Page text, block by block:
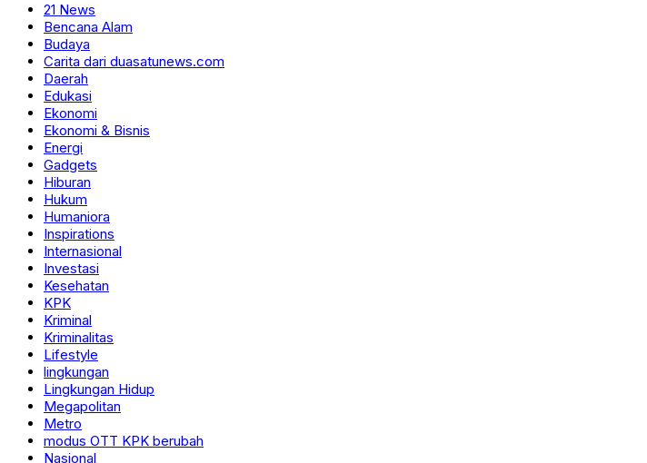
21 News
Bencana Alam
Budaya
Carita dari duasatunews.com
Daerah
Edukasi
Ekonomi
Ekonomi & Bisnis
Energi
Gadgets
Hiburan
Hukum
Humaniora
Inspirations
Internasional
Investasi
Kesehatan
KPK
Kriminal
Kriminalitas
Lifestyle
lingkungan
Lingkungan Hidup
Megapolitan
Metro
modus OTT KPK berubah
Nasional